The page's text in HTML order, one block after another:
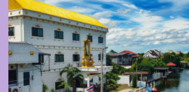
ยินดีต้อนรับเข้าสู่เทศบาลตำบลบางพลี ติดต่อส
เมนูหน้าหลัก
เมนูต่างๆเกี่ยวกับหน่วยง